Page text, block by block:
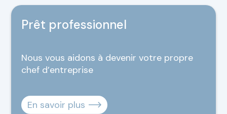
Prêt professionnel
Nous vous aidons à devenir votre propre
chef d’entreprise
En savoir plus